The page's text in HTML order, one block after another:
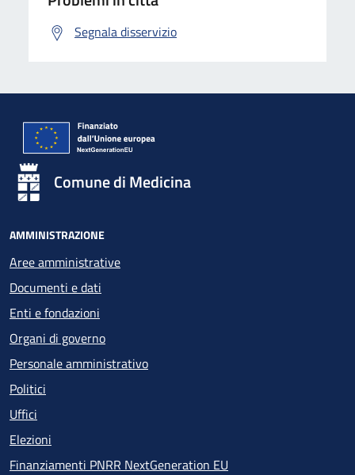
Segnala disservizio
Comune di Medicina
AMMINISTRAZIONE
Aree amministrative
Documenti e dati
Enti e fondazioni
Organi di governo
Personale amministrativo
Politici
Uffici
Elezioni
Finanziamenti PNRR NextGeneration EU